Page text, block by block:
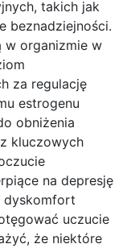
takich jak
beznadziejności.
w organizmie w
za regulację
estrogenu
obniżenia
kluczowych
na depresję
dyskomfort
uczucie
że niektóre